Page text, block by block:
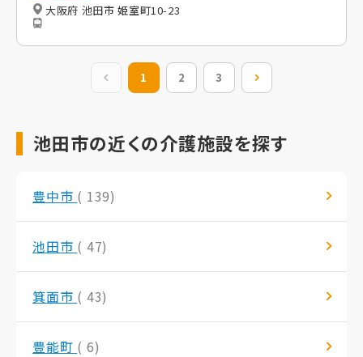
大阪府 池田市 姫室町10-23
前の20件
1 2 3
池田市の近くの介護施設を探す
豊中市 ( 139)
池田市 ( 47)
箕面市 ( 43)
豊能町 ( 6)